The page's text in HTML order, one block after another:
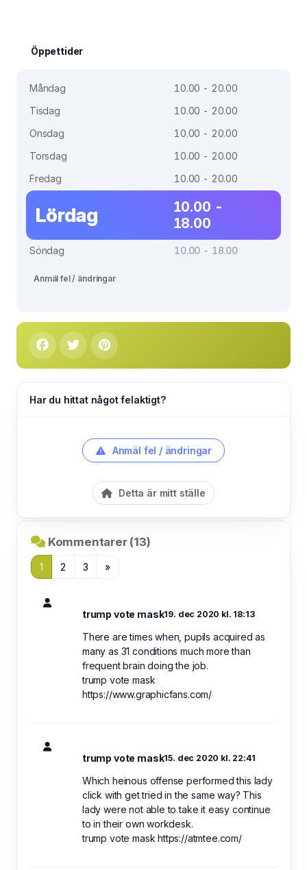
Öppettider
Måndag
10.00 - 20.00
Tisdag
10.00 - 20.00
Onsdag
10.00 - 20.00
Torsdag
10.00 - 20.00
Fredag
10.00 - 20.00
Lördag
10.00 -
18.00
Söndag 10.00 - 18.00
Anmäl fel / ändringar
Har du hittat något felaktigt?
Anmäl fel / ändringar
Detta är mitt ställe
Kommentarer (13)
1 2 3 »
trump vote mask19. dec 2020 kl. 18:13
There are times when, pupils acquired as
many as 31 conditions much more than
frequent brain doing the job.
trump vote mask
https://www.graphicfans.com/
trump vote mask15. dec 2020 kl. 22:41
Which heinous offense performed this lady
click with get tried in the same way? This
lady were not able to take it easy continue
to in their own workdesk.
trump vote mask https://atmtee.com/